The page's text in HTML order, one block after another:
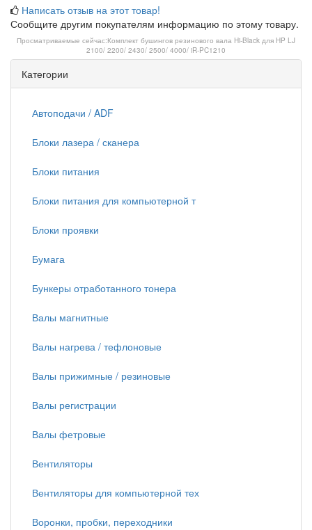
Написать отзыв на этот товар!
Сообщите другим покупателям информацию по этому товару.
Просматриваемые сейчас:Комплект бушингов резинового вала Hi-Black для HP LJ
2100/ 2200/ 2430/ 2500/ 4000/ iR-PC1210
Категории
Автоподачи / ADF
Блоки лазера / сканера
Блоки питания
Блоки питания для компьютерной т
Блоки проявки
Бумага
Бункеры отработанного тонера
Валы магнитные
Валы нагрева / тефлоновые
Валы прижимные / резиновые
Валы регистрации
Валы фетровые
Вентиляторы
Вентиляторы для компьютерной тех
Воронки, пробки, переходники